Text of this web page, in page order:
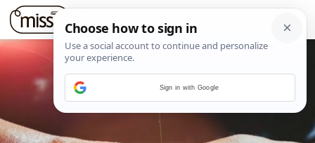
Sign in with Google